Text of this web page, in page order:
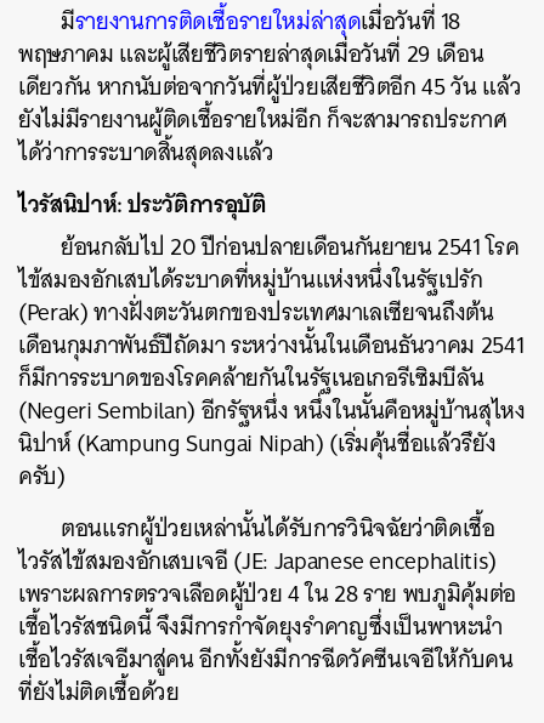
มีรายงานการติดเชื้อรายใหม่ล่าสุดเมื่อวันที่ 18
พฤษภาคม และผู้เสียชีวิตรายล่าสุดเมื่อวันที่ 29 เดือน
เดียวกัน หากนับต่อจากวันที่ผู้ป่วยเสียชีวิตอีก 45 วัน แล้ว
ยังไม่มีรายงานผู้ติดเชื้อรายใหม่อีก ก็จะสามารถประกาศ
ได้ว่าการระบาดสิ้นสุดลงแล้ว
ไวรัสนิปาห์: ประวัติการอุบัติ
ย้อนกลับไป 20 ปีก่อนปลายเดือนกันยายน 2541 โรค
ไข้สมองอักเสบได้ระบาดที่หมู่บ้านแห่งหนึ่งในรัฐเปรัก
(Perak) ทางฝั่งตะวันตกของประเทศมาเลเซียจนถึงต้น
เดือนกุมภาพันธ์ปีถัดมา ระหว่างนั้นในเดือนธันวาคม 2541
ก็มีการระบาดของโรคคล้ายกันในรัฐเนอเกอรีเซิมบีลัน
(Negeri Sembilan) อีกรัฐหนึ่งหนึ่งในนั้นคือหมู่บ้านสุไหง
นิปาห์ (Kampung Sungai Nipah) (เริ่มคุ้นชื่อแล้วรึยัง
ครับ)
ตอนแรกผู้ป่วยเหล่านั้นได้รับการวินิจฉัยว่าติดเชื้อ
ไวรัสไข้สมองอักเสบเจอี (JE: Japanese encephalitis)
เพราะผลการตรวจเลือดผู้ป่วย 4 ใน 28 ราย พบภูมิคุ้มต่อ
เชื้อไวรัสชนิดนี้ จึงมีการกำจัดยุงรำคาญซึ่งเป็นพาหะนำ
เชื้อไวรัสเจอีมาสู่คน อีกทั้งยังมีการฉีดวัคซีนเจอีให้กับคน
ที่ยังไม่ติดเชื้อด้วย